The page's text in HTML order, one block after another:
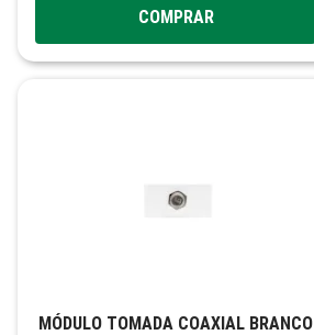
COMPRAR
MÓDULO TOMADA COAXIAL BRANCO